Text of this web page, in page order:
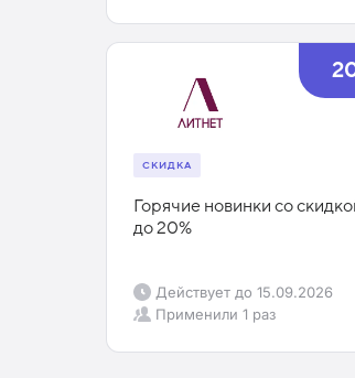
СКИДКА
Горячие новинки со
до 20%
Действует до 15.09.2026
Применили 1 раз